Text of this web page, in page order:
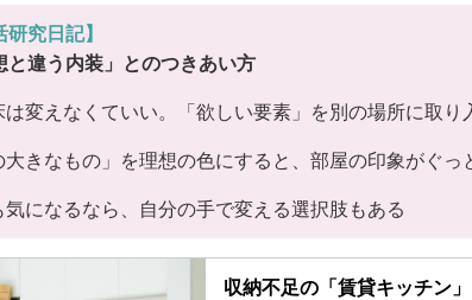
研究日記】
と違う内装」とのつきあい方
変えなくていい。「欲しい要素」を別の場所に取り
きなもの」を理想の色にすると、部屋の印象がぐっ
になるなら、自分の手で変える選択肢もある
収納不足の「賃貸キッチン